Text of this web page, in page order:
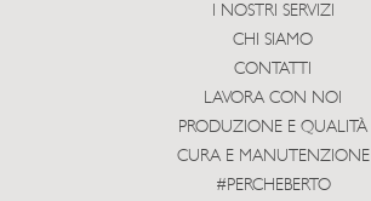
I NOSTRI SERVIZI
CHI SIAMO
CONTATTI
LAVORA CON NOI
PRODUZIONE E QUALITÀ
CURA E MANUTENZIONE
#PERCHEBERTO